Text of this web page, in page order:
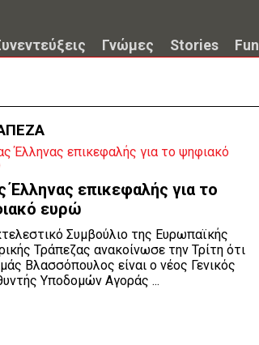
Γνώμες Stories Fun
Έλληνας επικεφαλής για το
ευρώ
Συμβούλιο της Ευρωπαϊκής
Τράπεζας ανακοίνωσε την Τρίτη ότι
Βλασσόπουλος είναι ο νέος Γενικός
Υποδομών Αγοράς ...